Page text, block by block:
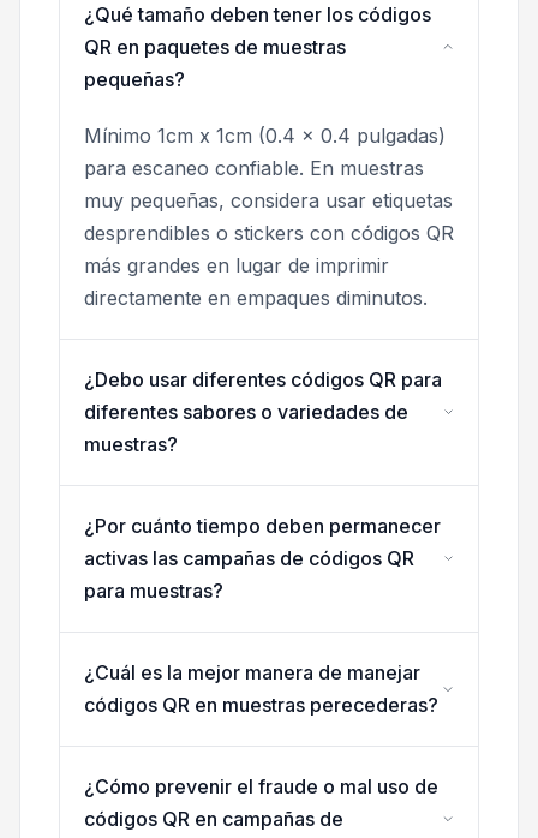
¿Qué tamaño deben tener los códigos
QR en paquetes de muestras
pequeñas?
Mínimo 1cm x 1cm (0.4 x 0.4 pulgadas)
para escaneo confiable. En muestras
muy pequeñas, considera usar etiquetas
desprendibles o stickers con códigos QR
más grandes en lugar de imprimir
directamente en empaques diminutos.
¿Debo usar diferentes códigos QR para
diferentes sabores o variedades de
muestras?
¿Por cuánto tiempo deben permanecer
activas las campañas de códigos QR
para muestras?
¿Cuál es la mejor manera de manejar
códigos QR en muestras perecederas?
¿Cómo prevenir el fraude o mal uso de
códigos QR en campañas de